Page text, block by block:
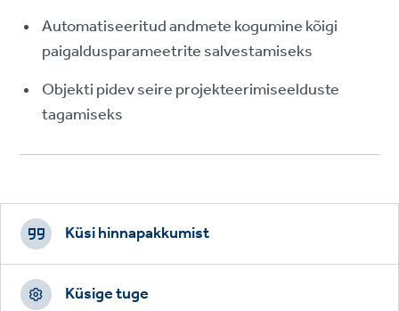
Automatiseeritud andmete kogumine kõigi
paigaldusparameetrite salvestamiseks
Objekti pidev seire projekteerimiseelduste
tagamiseks
Footer
CTAs
Küsi hinnapakkumist
Küsige tuge